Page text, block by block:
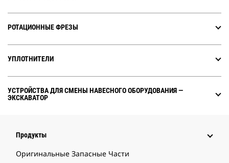
РОТАЦИОННЫЕ ФРЕЗЫ
УПЛОТНИТЕЛИ
УСТРОЙСТВА ДЛЯ СМЕНЫ НАВЕСНОГО ОБОРУДОВАНИЯ ―
ЭКСКАВАТОР
Продукты
Оригинальные Запасные Части